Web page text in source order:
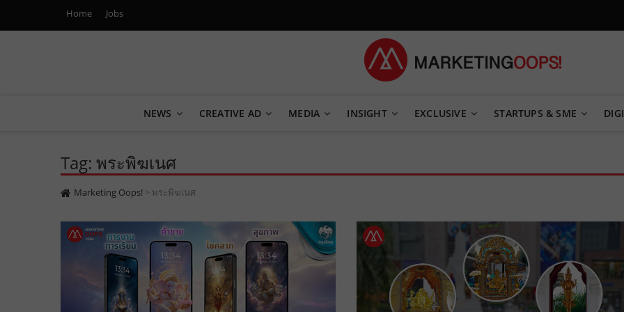
Home Jobs
Marketing Oops!
NEWS CREATIVE AD MEDIA INSIGHT EXCLUSIVE STARTUPS & SME
Tag: พระพิฆเนศ
Marketing Oops! > พระพิฆเนศ